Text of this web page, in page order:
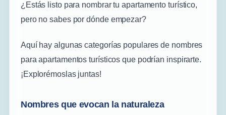
¿Estás listo para nombrar tu apartamento turístico,
pero no sabes por dónde empezar?
Aquí hay algunas categorías populares de nombres
para apartamentos turísticos que podrían inspirarte.
¡Explorémoslas juntas!
Nombres que evocan la naturaleza